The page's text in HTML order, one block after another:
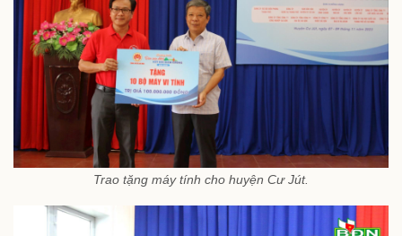
Trao tặng máy tính cho huyện Cư Jút.